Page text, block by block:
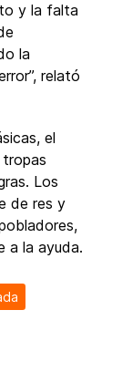
y la falta
la
relató
el
Los
de res y
a la ayuda.